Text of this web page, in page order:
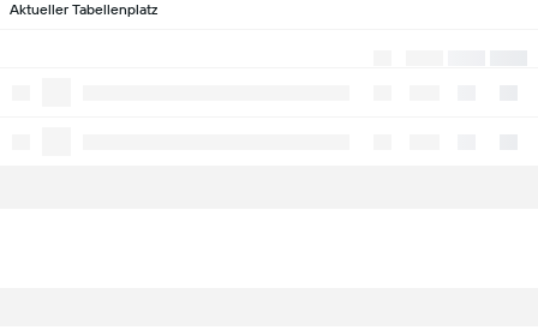
Aktueller Tabellenplatz